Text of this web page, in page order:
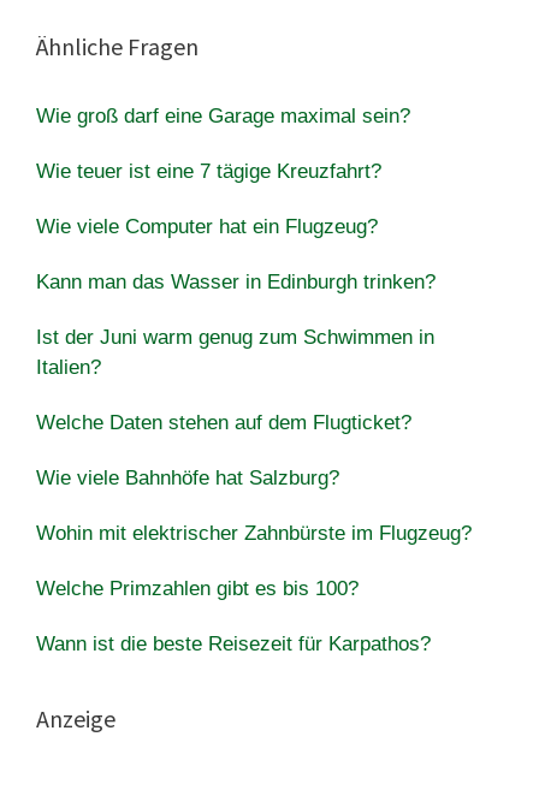
Ähnliche Fragen
Wie groß darf eine Garage maximal sein?
Wie teuer ist eine 7 tägige Kreuzfahrt?
Wie viele Computer hat ein Flugzeug?
Kann man das Wasser in Edinburgh trinken?
Ist der Juni warm genug zum Schwimmen in
Italien?
Welche Daten stehen auf dem Flugticket?
Wie viele Bahnhöfe hat Salzburg?
Wohin mit elektrischer Zahnbürste im Flugzeug?
Welche Primzahlen gibt es bis 100?
Wann ist die beste Reisezeit für Karpathos?
Anzeige